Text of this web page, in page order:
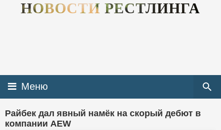
НОВОСТИ РЕСТЛИНГА
Меню
Райбек дал явный намёк на скорый дебют в
компании AEW